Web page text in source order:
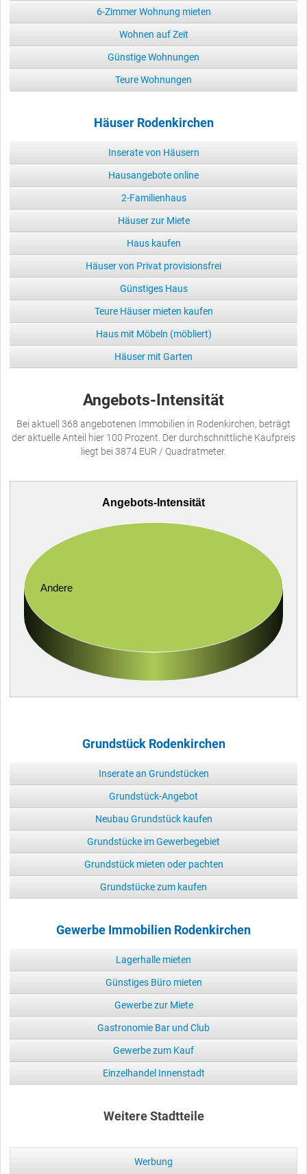
6-Zimmer Wohnung mieten
Wohnen auf Zeit
Günstige Wohnungen
Teure Wohnungen
Häuser Rodenkirchen
Inserate von Häusern
Hausangebote online
2-Familienhaus
Häuser zur Miete
Haus kaufen
Häuser von Privat provisionsfrei
Günstiges Haus
Teure Häuser mieten kaufen
Haus mit Möbeln (möbliert)
Häuser mit Garten
Angebots-Intensität
Bei aktuell 368 angebotenen Immobilien in Rodenkirchen, beträgt
der aktuelle Anteil hier 100 Prozent. Der durchschnittliche Kaufpreis
liegt bei 3874 EUR / Quadratmeter.
Angebots-Intensität
Andere
Grundstück Rodenkirchen
Inserate an Grundstücken
Grundstück-Angebot
Neubau Grundstück kaufen
Grundstücke im Gewerbegebiet
Grundstück mieten oder pachten
Grundstücke zum kaufen
Gewerbe Immobilien Rodenkirchen
Lagerhalle mieten
Günstiges Büro mieten
Gewerbe zur Miete
Gastronomie Bar und Club
Gewerbe zum Kauf
Einzelhandel Innenstadt
Weitere Stadtteile
Werbung